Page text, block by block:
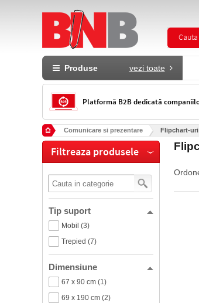
Cauta
Produse vezi toate
Platformă B2B dedicată
Comunicare si prezentare Flipchart-uri
Filtreaza produsele
Tip suport
Mobil (3)
Trepied (7)
Dimensiune
67 x 90 cm (1)
69 x 190 cm (2)